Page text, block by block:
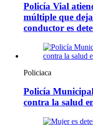
Policía Vial
múltiple que
conductor es
Policiaca
Policía
contra la salud